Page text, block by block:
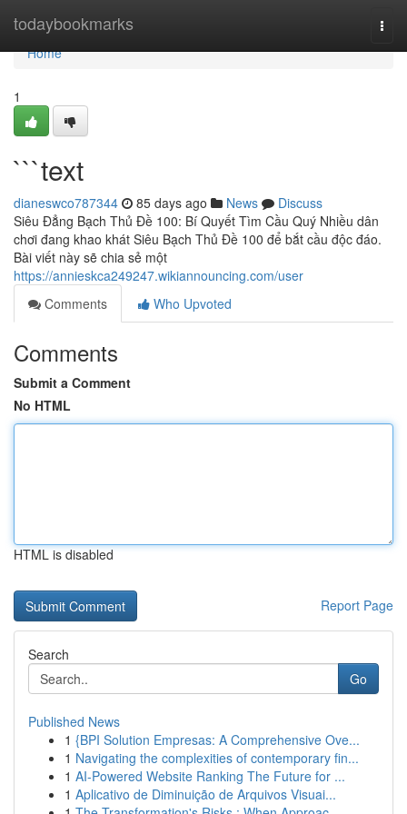
todaybookmarks
Home
Home
1
```text
dianeswco787344 85 days ago News
Discuss
Siêu Đẳng Bạch Thủ Đề 100: Bí Quyết Tìm Cầu Quý Nhiều dân
chơi đang khao khát Siêu Bạch Thủ Đề 100 để bắt cầu độc đáo.
Bài viết này sẽ chia sẻ một
https://annieskca249247.wikiannouncing.com/user
Comments
Who Upvoted
Comments
Submit a Comment
No HTML
HTML is disabled
Report Page
Search
Go
Published News
1 {BPI Solution Empresas: A Comprehensive Ove...
1 Navigating the complexities of contemporary fin...
1 AI-Powered Website Ranking The Future for ...
1 Aplicativo de Diminuição de Arquivos Visuai...